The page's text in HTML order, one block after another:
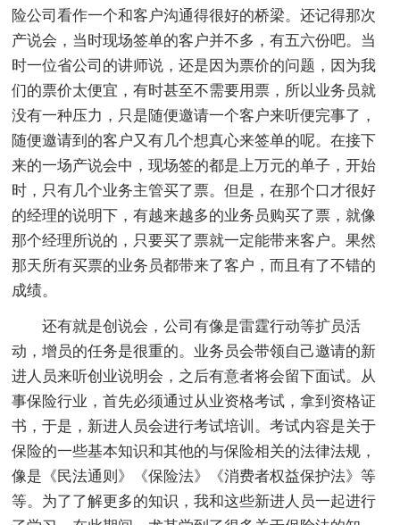
险公司看作一个和客户沟通得很好的桥梁。还记得那次
产说会，当时现场签单的客户并不多，有五六份吧。当
时一位省公司的讲师说，还是因为票价的问题，因为我
们的票价太便宜，有时甚至不需要用票，所以业务员就
没有一种压力，只是随便邀请一个客户来听便完事了，
随便邀请到的客户又有几个想真心来签单的呢。在接下
来的一场产说会中，现场签的都是上万元的单子，开始
时，只有几个业务主管买了票。但是，在那个口才很好
的经理的说明下，有越来越多的业务员购买了票，就像
那个经理所说的，只要买了票就一定能带来客户。果然
那天所有买票的业务员都带来了客户，而且有了不错的
成绩。
还有就是创说会，公司有像是雷霆行动等扩员活
动，增员的任务是很重的。业务员会带领自己邀请的新
进人员来听创业说明会，之后有意者将会留下面试。从
事保险行业，首先必须通过从业资格考试，拿到资格证
书，于是，新进人员会进行考试培训。考试内容是关于
保险的一些基本知识和其他的与保险相关的法律法规，
像是《民法通则》《保险法》《消费者权益保护法》等
等。为了了解更多的知识，我和这些新进人员一起进行